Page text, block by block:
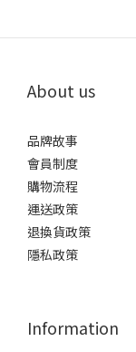
About us
品牌故事
會員制度
購物流程
運送政策
退換貨政策
隱私政策
Information